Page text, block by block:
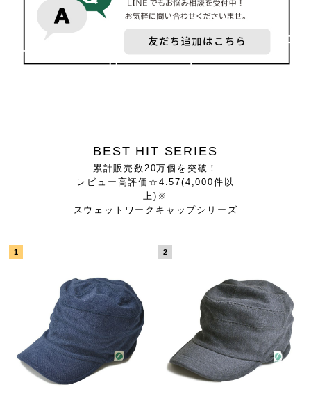
BEST HIT SERIES
累計販売数20万個を突破！
レビュー高評価☆4.57(4,000件以
上)※
スウェットワークキャップシリーズ